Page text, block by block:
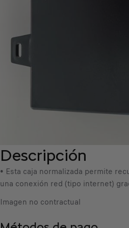
Descripción
• Esta caja normalizada permite
una conexión red (tipo internet)
Imagen no contractual